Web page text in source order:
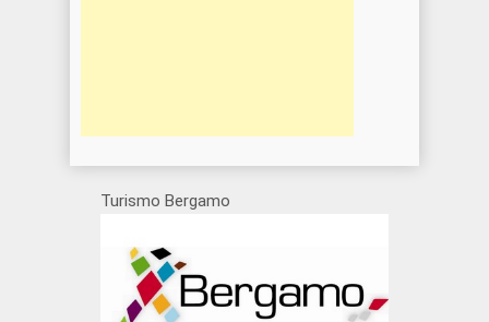
Turismo Bergamo